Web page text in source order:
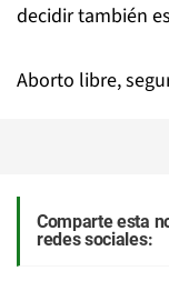
decidir también
Aborto libre,
Comparte esta
redes sociales: